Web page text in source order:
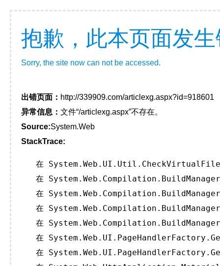
抱歉，此本页面发
Sorry, the site now can not be accessed.
出错页面： http://339909.com/articlexg.aspx?id=918601
异常信息： 文件“/articlexg.aspx”不存在。
Source:System.Web
StackTrace:
在
在
在
在
在
在
在